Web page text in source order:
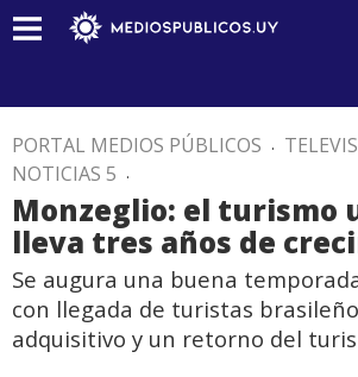
PORTAL MEDIOS PÚBLICOS .
NOTICIAS 5 .
Monzeglio: el turismo
lleva tres años de
Se augura una buena
con llegada de turistas
adquisitivo y un retorno del